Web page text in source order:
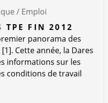
/ Emploi
TPE FIN 2012
panorama des
Cette année, la Dares
informations sur les
conditions de travail